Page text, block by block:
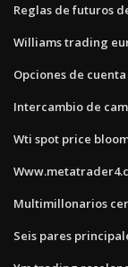
Reglas de futuros
Williams trading
Opciones de
Intercambio de
Wti spot price
Multimillonarios
Seis pares